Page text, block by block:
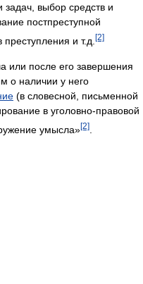
задач, выбор средств и
постпреступной
и т.д. [2]
или после его завершения
о наличии у него
(в словесной, письменной
в уголовно-правовой
умысла»[2]